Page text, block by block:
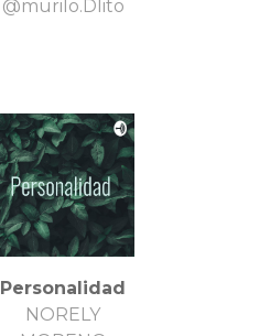
@murilo.Dlito
Personalidad
NORELY